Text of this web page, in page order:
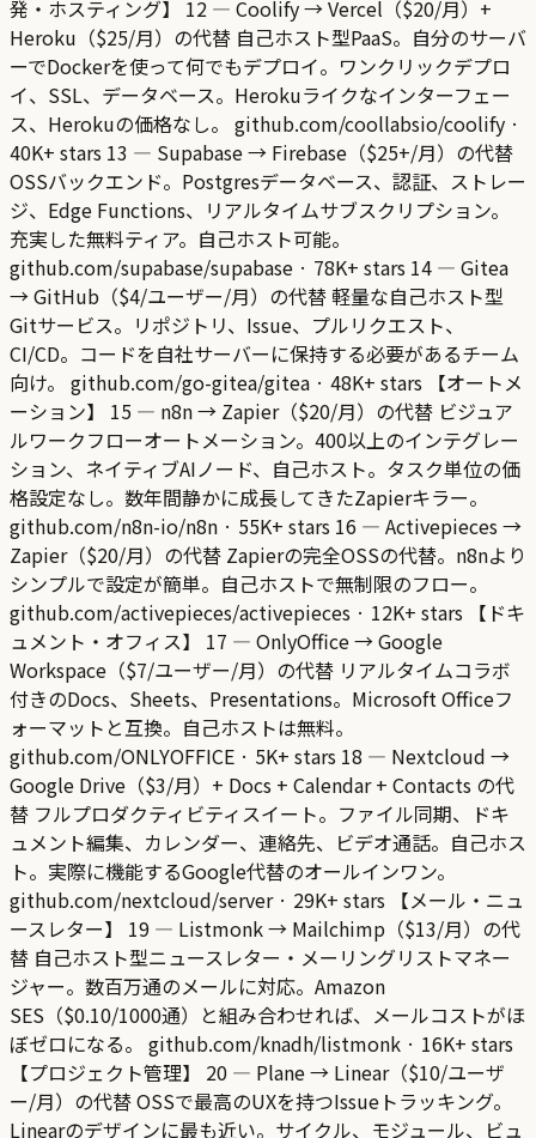
発・ホスティング】 12 — Coolify → Vercel（$20/月）+
Heroku（$25/月）の代替 自己ホスト型PaaS。自分のサーバ
ーでDockerを使って何でもデプロイ。ワンクリックデプロ
イ、SSL、データベース。Herokuライクなインターフェー
ス、Herokuの価格なし。 github.com/coollabsio/coolify ·
40K+ stars 13 — Supabase → Firebase（$25+/月）の代替
OSSバックエンド。Postgresデータベース、認証、ストレー
ジ、Edge Functions、リアルタイムサブスクリプション。
充実した無料ティア。自己ホスト可能。
github.com/supabase/supabase · 78K+ stars 14 — Gitea
→ GitHub（$4/ユーザー/月）の代替 軽量な自己ホスト型
Gitサービス。リポジトリ、Issue、プルリクエスト、
CI/CD。コードを自社サーバーに保持する必要があるチーム
向け。 github.com/go-gitea/gitea · 48K+ stars 【オートメ
ーション】 15 — n8n → Zapier（$20/月）の代替 ビジュア
ルワークフローオートメーション。400以上のインテグレー
ション、ネイティブAIノード、自己ホスト。タスク単位の価
格設定なし。数年間静かに成長してきたZapierキラー。
github.com/n8n-io/n8n · 55K+ stars 16 — Activepieces →
Zapier（$20/月）の代替 Zapierの完全OSSの代替。n8nより
シンプルで設定が簡単。自己ホストで無制限のフロー。
github.com/activepieces/activepieces · 12K+ stars 【ドキ
ュメント・オフィス】 17 — OnlyOffice → Google
Workspace（$7/ユーザー/月）の代替 リアルタイムコラボ
付きのDocs、Sheets、Presentations。Microsoft Officeフ
ォーマットと互換。自己ホストは無料。
github.com/ONLYOFFICE · 5K+ stars 18 — Nextcloud →
Google Drive（$3/月）+ Docs + Calendar + Contacts の代
替 フルプロダクティビティスイート。ファイル同期、ドキ
ュメント編集、カレンダー、連絡先、ビデオ通話。自己ホス
ト。実際に機能するGoogle代替のオールインワン。
github.com/nextcloud/server · 29K+ stars 【メール・ニュ
ースレター】 19 — Listmonk → Mailchimp（$13/月）の代
替 自己ホスト型ニュースレター・メーリングリストマネー
ジャー。数百万通のメールに対応。Amazon
SES（$0.10/1000通）と組み合わせれば、メールコストがほ
ぼゼロになる。 github.com/knadh/listmonk · 16K+ stars
【プロジェクト管理】 20 — Plane → Linear（$10/ユーザ
ー/月）の代替 OSSで最高のUXを持つIssueトラッキング。
Linearのデザインに最も近い。サイクル、モジュール、ビュ